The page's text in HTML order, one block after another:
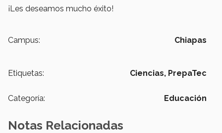
¡Les deseamos mucho éxito!
Campus: Chiapas
Etiquetas: Ciencias, PrepaTec
Categoría: Educación
Notas Relacionadas